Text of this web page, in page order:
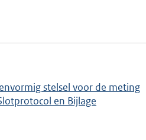
stelsel voor de meting
en Bijlage